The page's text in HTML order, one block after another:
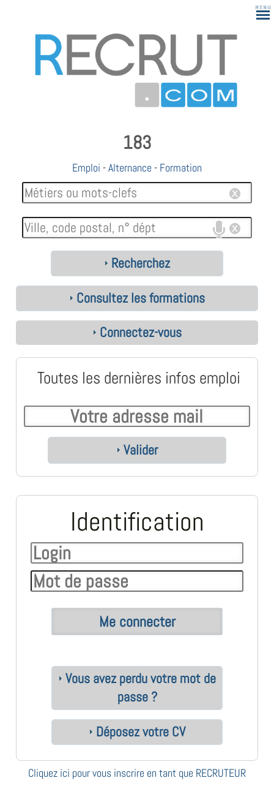
183
Emploi -Alternance - Formation
Recherchez
Consultez les formations
Connectez-vous
Toutes les dernières infos emploi
Valider
Identification
Vous avez perdu votre mot de
passe ?
Déposez votre CV
Cliquez ici pour vous inscrire en tant que RECRUTEUR